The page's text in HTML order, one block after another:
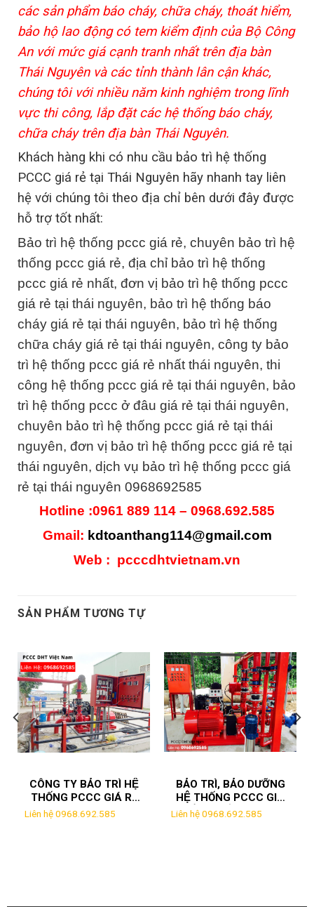
các sản phẩm báo cháy, chữa cháy, thoát hiểm,
bảo hộ lao động có tem kiểm định của Bộ Công
An với mức giá cạnh tranh nhất trên địa bàn
Thái Nguyên và các tỉnh thành lân cận khác,
chúng tôi với nhiều năm kinh nghiệm trong lĩnh
vực thi công, lắp đặt các hệ thống báo cháy,
chữa cháy trên địa bàn Thái Nguyên.
Khách hàng khi có nhu cầu bảo trì hệ thống
PCCC giá rẻ tại Thái Nguyên hãy nhanh tay liên
hệ với chúng tôi theo địa chỉ bên dưới đây được
hỗ trợ tốt nhất:
Bảo trì hệ thống pccc giá rẻ, chuyên bảo trì hệ
thống pccc giá rẻ, địa chỉ bảo trì hệ thống
pccc giá rẻ nhất, đơn vị bảo trì hệ thống pccc
giá rẻ tại thái nguyên, bảo trì hệ thống báo
cháy giá rẻ tại thái nguyên, bảo trì hệ thống
chữa cháy giá rẻ tại thái nguyên, công ty bảo
trì hệ thống pccc giá rẻ nhất thái nguyên, thi
công hệ thống pccc giá rẻ tại thái nguyên, bảo
trì hệ thống pccc ở đâu giá rẻ tại thái nguyên,
chuyên bảo trì hệ thống pccc giá rẻ tại thái
nguyên, đơn vị bảo trì hệ thống pccc giá rẻ tại
thái nguyên, dịch vụ bảo trì hệ thống pccc giá
rẻ tại thái nguyên 0968692585
Hotline :0961 889 114 – 0968.692.585
Gmail: kdtoanthang114@gmail.com
Web : pcccdhtvietnam.vn
SẢN PHẨM TƯƠNG TỰ
CÔNG TY BẢO TRÌ HỆ
THỐNG PCCC GIÁ RẺ
TẠI VĨNH PHÚC
Liên hệ 0968.692.585
BẢO TRÌ, BẢO DƯỠNG
HỆ THỐNG PCCC GIÁ
RẺ TẠI BẮC GIANG
Liên hệ 0968.692.585